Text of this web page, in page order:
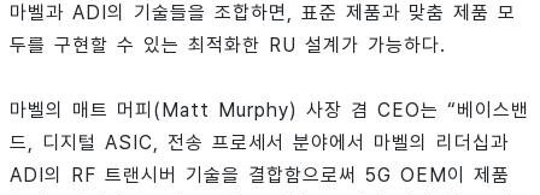
마벨과 ADI의 기술들을 조합하면, 표준 제품과 맞춤 제품 모
두를 구현할 수 있는 최적화한 RU 설계가 가능하다.
마벨의 매트 머피(Matt Murphy) 사장 겸 CEO는 “베이스밴
드, 디지털 ASIC, 전송 프로세서 분야에서 마벨의 리더십과
ADI의 RF 트랜시버 기술을 결합함으로써 5G OEM이 제품